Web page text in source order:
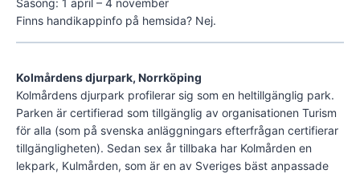
Säsong: 1 april – 4 november
Finns handikappinfo på hemsida? Nej.
Kolmårdens djurpark, Norrköping
Kolmårdens djurpark profilerar sig som en heltillgänglig park.
Parken är certifierad som tillgänglig av organisationen Turism
för alla (som på svenska anläggningars efterfrågan certifierar
tillgängligheten). Sedan sex år tillbaka har Kolmården en
lekpark, Kulmården, som är en av Sveriges bäst anpassade